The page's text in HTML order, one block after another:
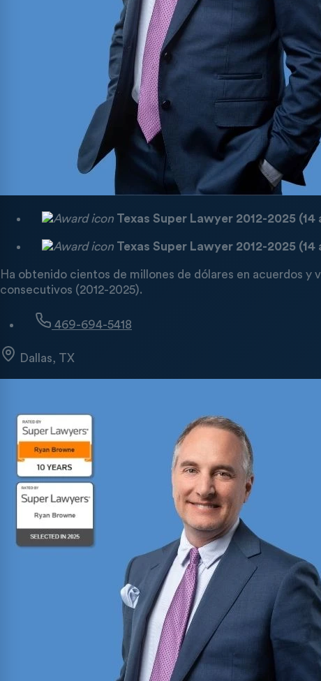
Texas Super Lawyer 2012-2025
Texas Super Lawyer 2012-2025
Ha obtenido cientos de millones de dólares en acuerdos
consecutivos (2012-2025).
469-694-5418
Dallas, TX